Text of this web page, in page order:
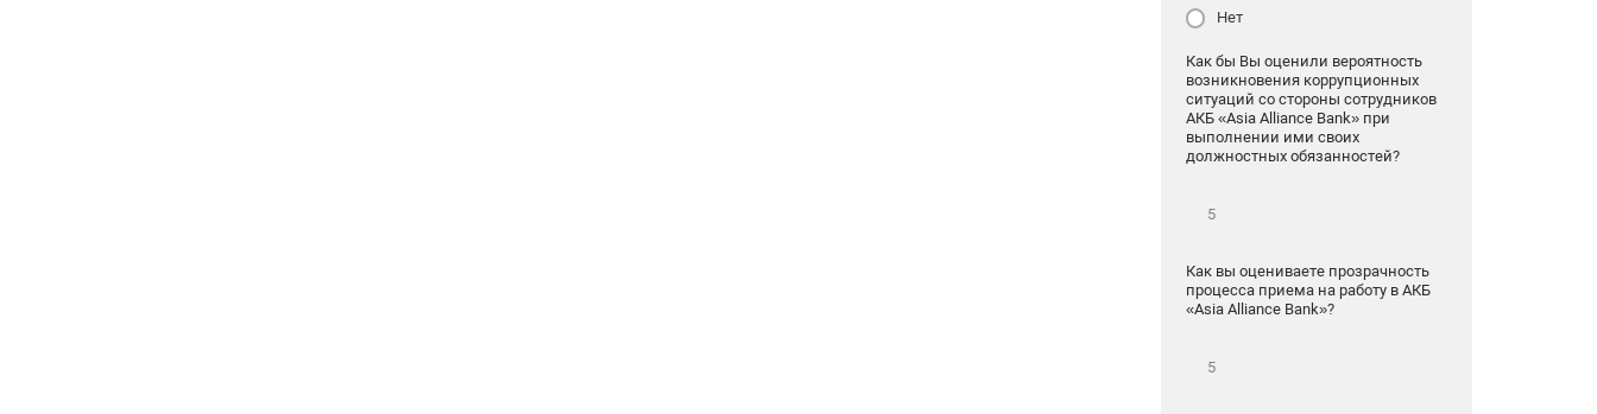
Нет
Как бы Вы оценили вероятность
возникновения коррупционных
ситуаций со стороны сотрудников
АКБ «Asia Alliance Bank» при
выполнении ими своих
должностных обязанностей?
Как вы оцениваете прозрачность
процесса приема на работу в АКБ
«Asia Alliance Bank»?